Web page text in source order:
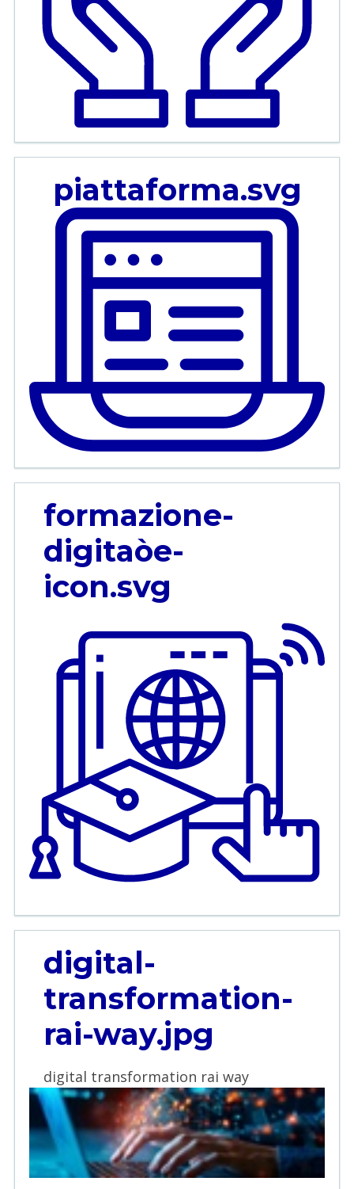
piattaforma.svg
formazione-
digitaòe-
icon.svg
digital-
transformation-
rai-way.jpg
digital transformation rai way